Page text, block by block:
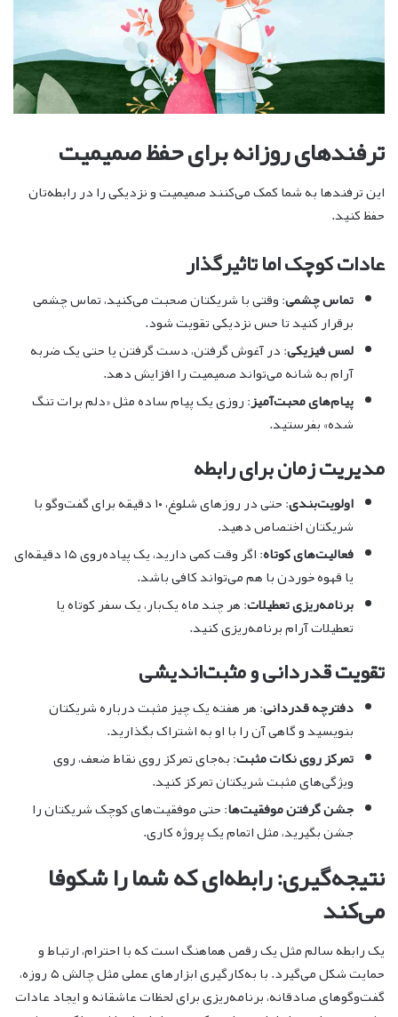
ترفندهای روزانه برای حفظ صمیمیت
این ترفندها به شما کمک می‌کنند صمیمیت و نزدیکی را در رابطه‌تان
حفظ کنید.
عادات کوچک اما تاثیرگذار
تماس چشمی: وقتی با شریکتان صحبت می‌کنید، تماس چشمی
برقرار کنید تا حس نزدیکی تقویت شود.
لمس فیزیکی: در آغوش گرفتن، دست گرفتن یا حتی یک ضربه
آرام به شانه می‌تواند صمیمیت را افزایش دهد.
پیام‌های محبت‌آمیز: روزی یک پیام ساده مثل «دلم برات تنگ
شده» بفرستید.
مدیریت زمان برای رابطه
اولویت‌بندی
: حتی در روزهای شلوغ، ۱۰ دقیقه برای گفت‌وگو با
شریکتان اختصاص دهید.
فعالیت‌های کوتاه
: اگر وقت کمی دارید، یک پیاده‌روی ۱۵ دقیقه‌ای
یا قهوه خوردن با هم می‌تواند کافی باشد.
برنامه‌ریزی تعطیلات: هر چند ماه یک‌بار، یک سفر کوتاه یا
تعطیلات آرام برنامه‌ریزی کنید.
تقویت قدردانی و مثبت‌اندیشی
دفترچه قدردانی: هر هفته یک چیز مثبت درباره شریکتان
بنویسید و گاهی آن را با او به اشتراک بگذارید.
تمرکز روی نکات مثبت: به‌جای تمرکز روی نقاط ضعف، روی
ویژگی‌های مثبت شریکتان تمرکز کنید.
جشن گرفتن موفقیت‌ها: حتی موفقیت‌های کوچک شریکتان را
جشن بگیرید، مثل اتمام یک پروژه کاری.
نتیجه‌گیری: رابطه‌ای که شما را شکوفا
می‌کند
یک رابطه سالم مثل یک رقص هماهنگ است که با احترام، ارتباط و
حمایت شکل می‌گیرد. با به‌کارگیری ابزارهای عملی مثل چالش ۵ روزه،
گفت‌وگوهای صادقانه، برنامه‌ریزی برای لحظات عاشقانه و ایجاد عادات